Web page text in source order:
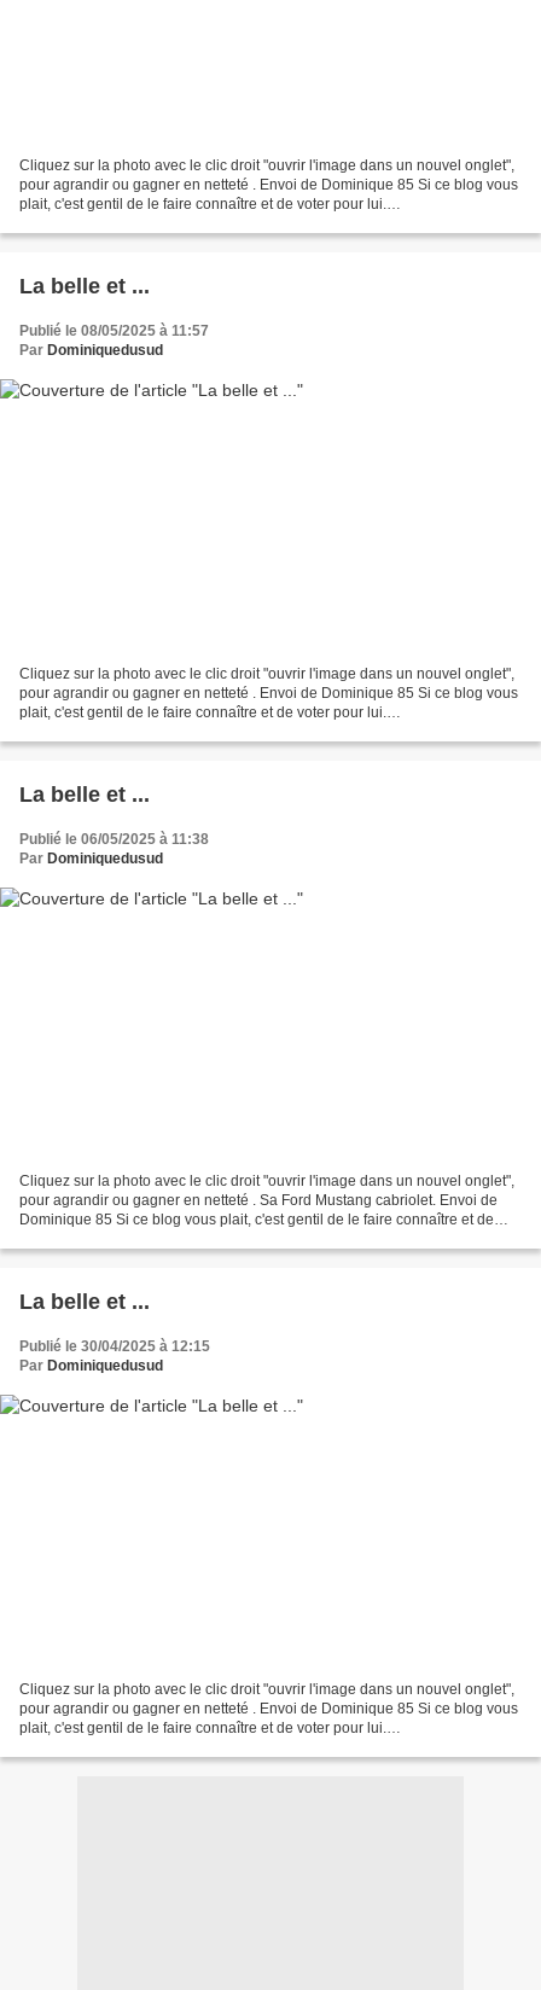
Cliquez sur la photo avec le clic droit "ouvrir l'image dans un nouvel onglet",
pour agrandir ou gagner en netteté . Envoi de Dominique 85 Si ce blog vous
plait, c'est gentil de le faire connaître et de voter pour lui.
La belle et ...
Publié le 08/05/2025 à 11:57
Par Dominiquedusud
Cliquez sur la photo avec le clic droit "ouvrir l'image dans un nouvel onglet",
pour agrandir ou gagner en netteté . Envoi de Dominique 85 Si ce blog vous
plait, c'est gentil de le faire connaître et de voter pour lui.
La belle et ...
Publié le 06/05/2025 à 11:38
Par Dominiquedusud
Cliquez sur la photo avec le clic droit "ouvrir l'image dans un nouvel onglet",
pour agrandir ou gagner en netteté . Sa Ford Mustang cabriolet. Envoi de
Dominique 85 Si ce blog vous plait, c'est gentil de le faire connaître et de
La belle et ...
Publié le 30/04/2025 à 12:15
Par Dominiquedusud
Cliquez sur la photo avec le clic droit "ouvrir l'image dans un nouvel onglet",
pour agrandir ou gagner en netteté . Envoi de Dominique 85 Si ce blog vous
plait, c'est gentil de le faire connaître et de voter pour lui.